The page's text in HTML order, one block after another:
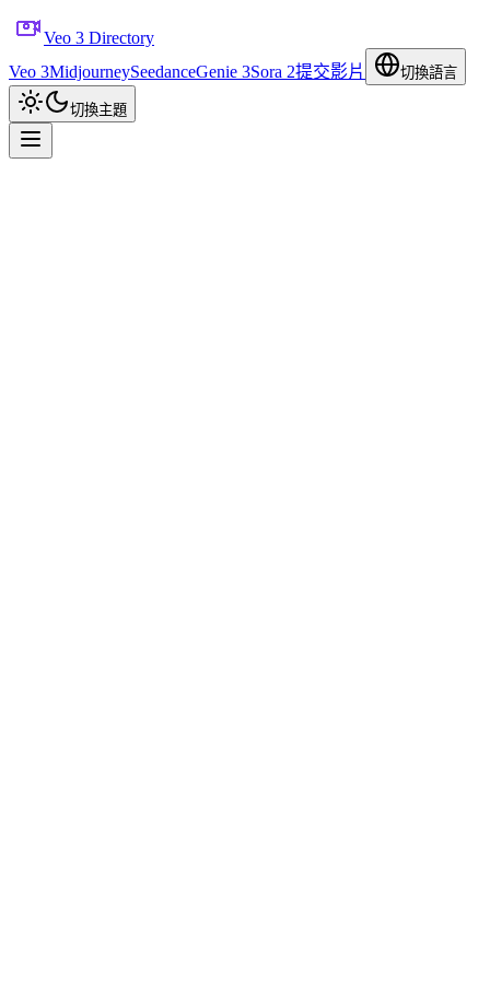
Veo 3 Directory
Veo 3MidjourneySeedanceGenie 3Sora 2提交影片 切換語言
切換主題